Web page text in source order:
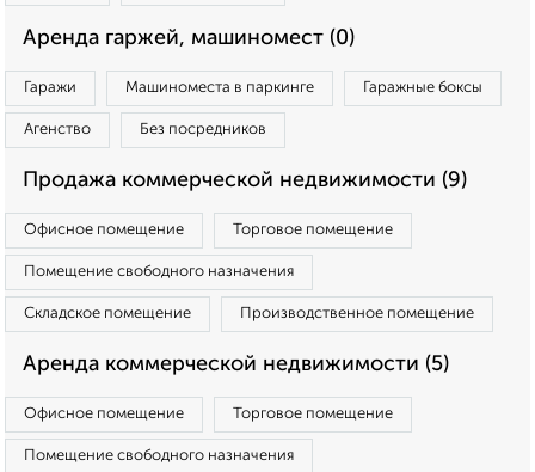
Аренда гаржей, машиномест (0)
Гаражи Машиноместа в паркинге Гаражные боксы
Агенство Без посредников
Продажа коммерческой недвижимости (9)
Офисное помещение Торговое помещение
Помещение свободного назначения
Складское помещение Производственное помещение
Аренда коммерческой недвижимости (5)
Офисное помещение Торговое помещение
Помещение свободного назначения